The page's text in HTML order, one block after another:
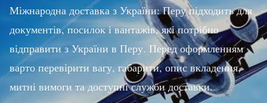
Міжнародна доставка з України: Перу підходить для
документів, посилок і вантажів, які потрібно
відправити з України в Перу. Перед оформленням
варто перевірити вагу, габарити, опис вкладення,
митні вимоги та доступні служби доставки.